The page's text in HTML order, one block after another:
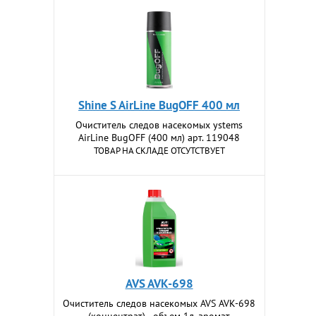
Shine S AirLine BugOFF 400 мл
Очиститель следов насекомых ystems
AirLine BugOFF (400 мл) арт. 119048
ТОВАР НА СКЛАДЕ ОТСУТСТВУЕТ
AVS AVK-698
Очиститель следов насекомых AVS AVK-698